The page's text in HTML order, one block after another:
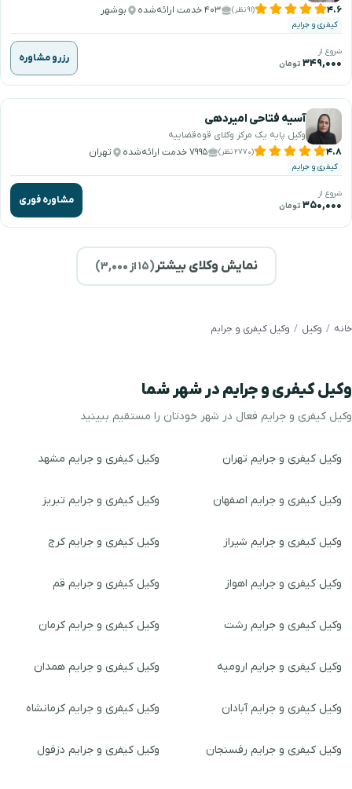
۴.۶ (۹۱ نظر) ۴۰۳ خدمت ارائه‌شده بوشهر
کیفری و جرایم
شروع از
۳۴۹,۰۰۰ تومان رزرو مشاوره
آسیه فتاحی امیردهی
وکیل پایه یک مرکز وکلای قوه‌قضاییه
۴.۸ (۲۷۷۰ نظر) ۷۹۹۵ خدمت ارائه‌شده تهران
کیفری و جرایم
شروع از
۳۵۰,۰۰۰ تومان مشاوره فوری
نمایش وکلای بیشتر(۱۵از ۳,۰۰۰)
خانه وکیل وکیل کیفری و جرایم
وکیل کیفری و جرایم در شهر شما
وکیل کیفری و جرایم فعال در شهر خودتان را مستقیم ببینید
وکیل کیفری و جرایم تهران وکیل کیفری و جرایم مشهد
وکیل کیفری و جرایم اصفهان وکیل کیفری و جرایم تبریز
وکیل کیفری و جرایم شیراز وکیل کیفری و جرایم کرج
وکیل کیفری و جرایم اهواز وکیل کیفری و جرایم قم
وکیل کیفری و جرایم رشت وکیل کیفری و جرایم کرمان
وکیل کیفری و جرایم ارومیه وکیل کیفری و جرایم همدان
وکیل کیفری و جرایم آبادان وکیل کیفری و جرایم کرمانشاه
وکیل کیفری و جرایم رفسنجان وکیل کیفری و جرایم دزفول